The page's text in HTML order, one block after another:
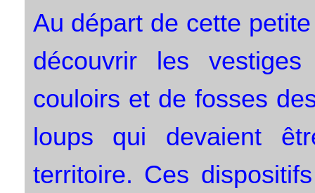
Au départ de cette
découvrir les
couloirs et de fosses
loups qui devaient
territoire. Ces